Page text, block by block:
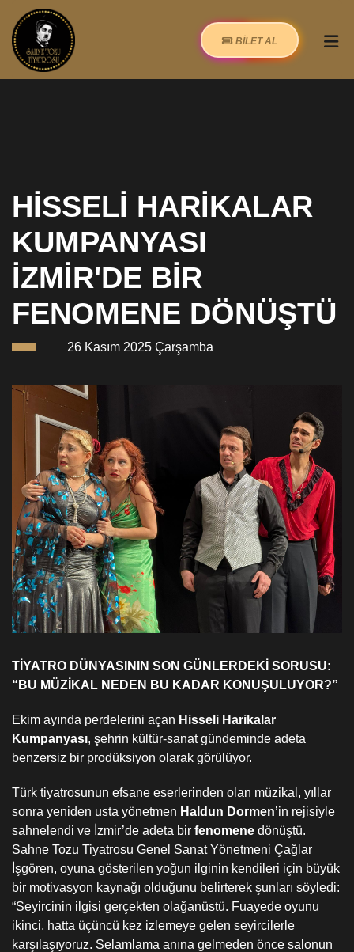
BİLET AL
HİSSELİ HARİKALAR
KUMPANYASI
İZMİR'DE BİR
FENOMENE DÖNÜŞTÜ
26 Kasım 2025 Çarşamba
TİYATRO DÜNYASININ SON GÜNLERDEKİ SORUSU:
“BU MÜZİKAL NEDEN BU KADAR KONUŞULUYOR?”
Ekim ayında perdelerini açan Hisseli Harikalar
Kumpanyası, şehrin kültür-sanat gündeminde adeta
benzersiz bir prodüksiyon olarak görülüyor.
Türk tiyatrosunun efsane eserlerinden olan müzikal, yıllar
sonra yeniden usta yönetmen Haldun Dormen’in rejisiyle
sahnelendi ve İzmir’de adeta bir fenomene dönüştü.
Sahne Tozu Tiyatrosu Genel Sanat Yönetmeni Çağlar
İşgören, oyuna gösterilen yoğun ilginin kendileri için büyük
bir motivasyon kaynağı olduğunu belirterek şunları söyledi:
“Seyircinin ilgisi gerçekten olağanüstü. Fuayede oyunu
ikinci, hatta üçüncü kez izlemeye gelen seyircilerle
karşılaşıyoruz. Selamlama anına gelmeden önce salonun